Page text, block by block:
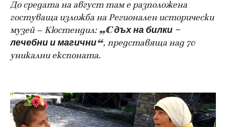
До средата на август там е разположена
гостуваща изложба на Регионален исторически
музей – Кюстендил: „С дъх на билки –
лечебни и магични“, представяща над 70
уникални експоната.